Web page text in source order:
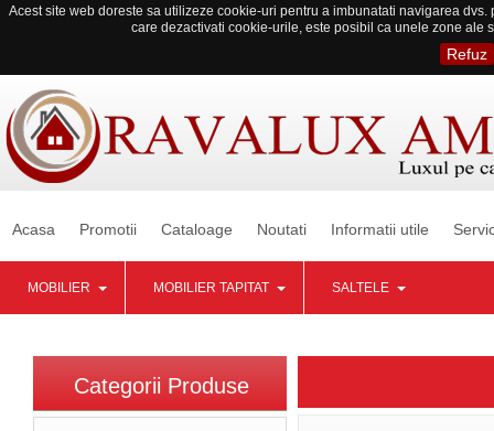
Acest site web doreste sa utilizeze cookie-uri pentru a imbunatati navigarea
care dezactivati cookie-urile, este posibil ca unele zone ale
Refuz
Acasa Promotii Cataloage Noutati Informatii utile
MOBILIER MOBILIER TAPITAT SALTELE
Categorii Produse